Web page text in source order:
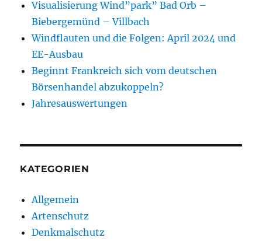
Visualisierung Wind”park” Bad Orb –
Biebergemünd – Villbach
Windflauten und die Folgen: April 2024 und
EE-Ausbau
Beginnt Frankreich sich vom deutschen
Börsenhandel abzukoppeln?
Jahresauswertungen
KATEGORIEN
Allgemein
Artenschutz
Denkmalschutz